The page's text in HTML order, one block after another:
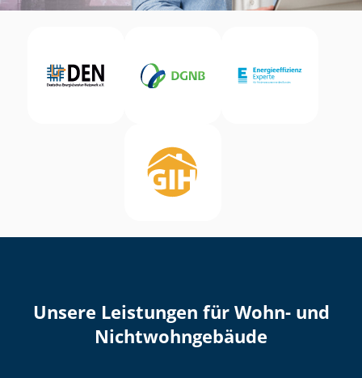
Unsere Leistungen für Wohn- und
Nicht­wohn­ge­bäu­de